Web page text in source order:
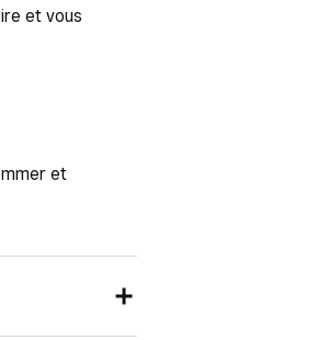
et vous
et